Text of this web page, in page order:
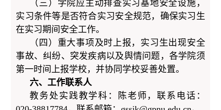
（三）学院应主动排查实习基地安全设施，
实习条件等是否符合实习安全规范，确保实习生
在实习期间安全工作。
（四）重大事项及时上报，实习生出现安全
事故、纠纷、突发疾病以及舆情问题，各学院须
第一时间上报学校，并协同学校妥善处置。
六、工作联系人
教务处实践教学科：陈老师，联系电话：